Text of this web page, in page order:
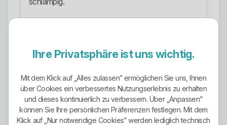
eigenen gesetzlichen Logik. Der dynamische Tarif
stündlich schwankende Börsenpreise eine Rolle
spielen.
Ökostrom-Ausrichtung
Ihre Privatsphäre ist uns wichtig.
Mit dem Klick auf „Alles zulassen” ermöglichen Sie uns, Ihnen
über Cookies ein verbessertes Nutzungserlebnis zu erhalten
und dieses kontinuierlich zu verbessern. Über „Anpassen”
können Sie Ihre persönlichen Präferenzen festlegen. Mit dem
Klick auf „Nur notwendige Cookies” werden lediglich technisch